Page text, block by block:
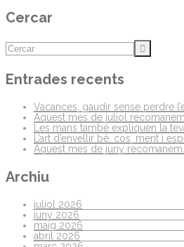
Cercar
Entrades recents
Vacances, gaudir sense perdre
Aquest mes de juliol recomanem…
Les mans també expliquen la
L’art d’envellir bé: cos, ment i
Aquest mes de juny recomanem…
Archiu
juliol 2026
juny 2026
maig 2026
abril 2026